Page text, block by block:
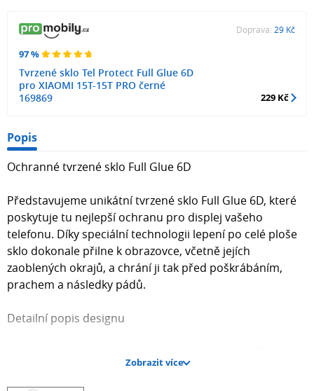
97 %
Tvrzené sklo Tel Protect Full Glue 6D
pro XIAOMI 15T-15T PRO černé
169869
Doprava: 29 Kč
229 Kč
Popis
Ochranné tvrzené sklo Full Glue 6D
Představujeme unikátní tvrzené sklo Full Glue 6D, které
poskytuje tu nejlepší ochranu pro displej vašeho
telefonu. Díky speciální technologii lepení po celé ploše
sklo dokonale přilne k obrazovce, včetně jejích
zaoblených okrajů, a chrání ji tak před poškrábáním,
prachem a následky pádů.
Detailní popis designu
na detail a funkčnost. Černý rámeček po obvodu skla
přesně kopíruje design telefonu, díky čemuž po nalepení
Zobrazit více